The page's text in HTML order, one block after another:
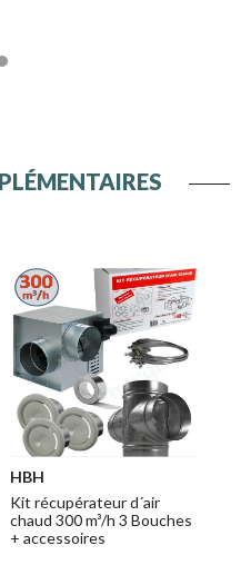
HBH
Kit récupérateur d´air
chaud 300 m³/h 3 Bouches
+ accessoires